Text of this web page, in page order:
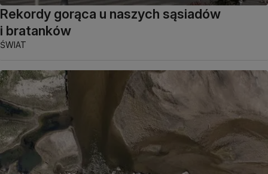
Rekordy gorąca u naszych sąsiadów
i bratanków
ŚWIAT